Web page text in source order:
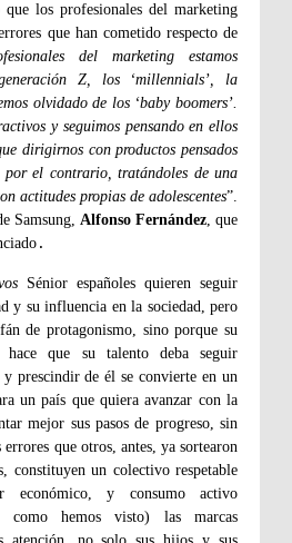
los profesionales del marketing
que han cometido respecto de
del marketing estamos
Z, los ‘millennials’, la
olvidado de los ‘baby boomers’.
y seguimos pensando en ellos
dirigirnos con productos pensados
el contrario, tratándoles de una
actitudes propias de adolescentes”.
Samsung, Alfonso Fernández, que
.
Sénior españoles quieren seguir
y su influencia en la sociedad, pero
de protagonismo, sino porque su
hace que su talento deba seguir
y prescindir de él se convierte en un
un país que quiera avanzar con la
mejor sus pasos de progreso, sin
que otros, antes, ya sortearon
constituyen un colectivo respetable
económico, y consumo activo
como hemos visto) las marcas